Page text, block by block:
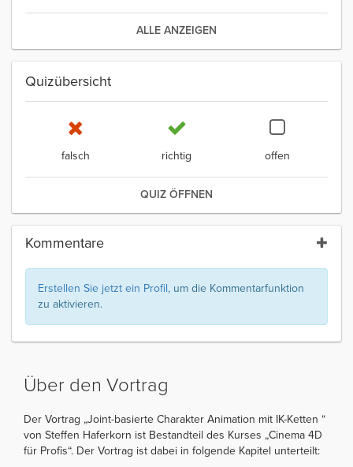
ALLE ANZEIGEN
Quizübersicht
falsch richtig offen
QUIZ ÖFFNEN
Kommentare
Erstellen Sie jetzt ein Profil, um die Kommentarfunktion
zu aktivieren.
Über den Vortrag
Der Vortrag „Joint-basierte Charakter Animation mit IK-Ketten “
von Steffen Haferkorn ist Bestandteil des Kurses „Cinema 4D
für Profis“. Der Vortrag ist dabei in folgende Kapitel unterteilt: